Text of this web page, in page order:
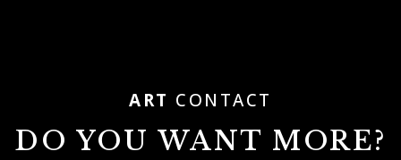
ART CONTACT
DO YOU WANT MORE?